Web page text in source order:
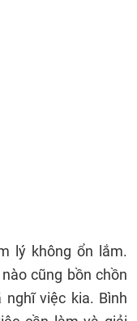
lý không ổn lắm.
cũng bồn chồn
việc kia. Bình